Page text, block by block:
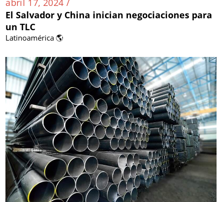
abril 17, 2024 /
El Salvador y China inician negociaciones para
un TLC
Latinoamérica 🌎